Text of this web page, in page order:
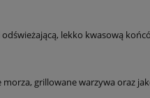
lekko kwasową
grillowane warzywa oraz